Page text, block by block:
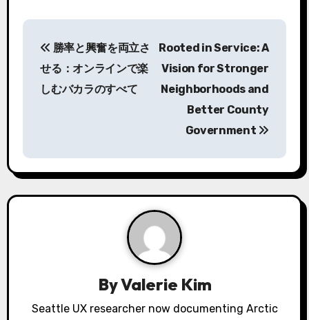
P
a
v
勝率と興奮を両立さ
せる：オンラインで楽
しむバカラのすべて
Rooted in Service: A
Vision for Stronger
Neighborhoods and
Better County
Government
ByValerie Kim
Seattle UX researcher now documenting Arctic